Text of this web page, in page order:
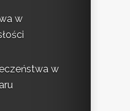
w
w